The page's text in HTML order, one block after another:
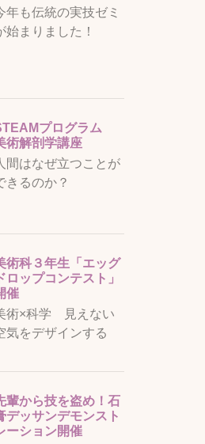
年も伝統の実技ゼミ
始まりました！
プログラム
術解剖学講座
間はなぜ立つことが
きるのか？
術科３年生「エッグ
ドロップコンテスト」
催
術×科学 見えない
気をデザインする
輩から技を盗め！石
デッサンデモンスト
ーション開催